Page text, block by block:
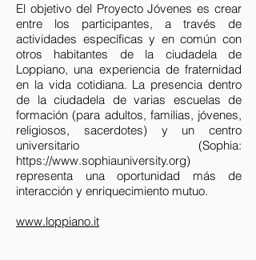
El objetivo del Proyecto Jóvenes es crear
entre los participantes, a través de
actividades específicas y en común con
otros habitantes de la ciudadela de
Loppiano, una experiencia de fraternidad
en la vida cotidiana. La presencia dentro
de la ciudadela de varias escuelas de
formación (para adultos, familias, jóvenes,
religiosos, sacerdotes) y un centro
universitario (Sophia:
https://www.sophiauniversity.org)
representa una oportunidad más de
interacción y enriquecimiento mutuo.
www.loppiano.it